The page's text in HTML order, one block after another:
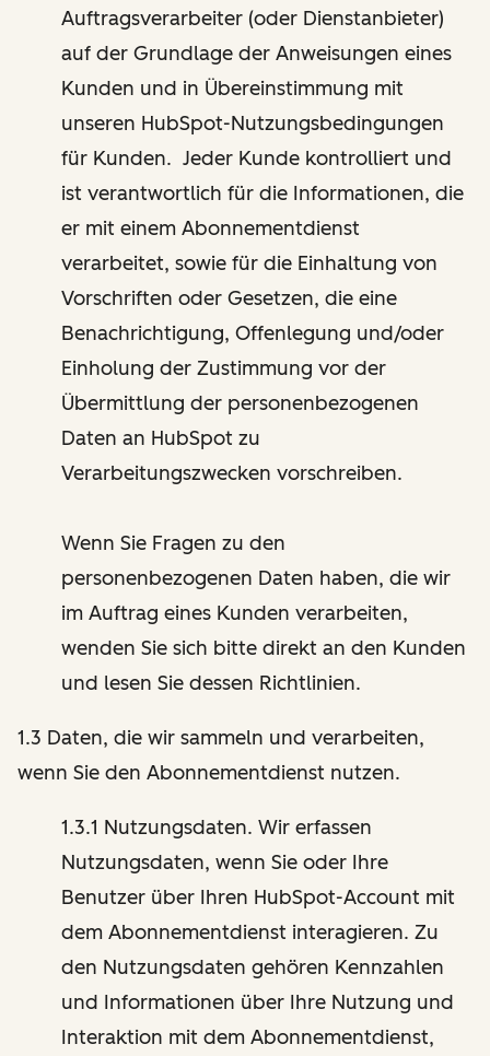
Auftragsverarbeiter (oder Dienstanbieter)
auf der Grundlage der Anweisungen eines
Kunden und in Übereinstimmung mit
unseren HubSpot-Nutzungsbedingungen
für Kunden. Jeder Kunde kontrolliert und
ist verantwortlich für die Informationen, die
er mit einem Abonnementdienst
verarbeitet, sowie für die Einhaltung von
Vorschriften oder Gesetzen, die eine
Benachrichtigung, Offenlegung und/oder
Einholung der Zustimmung vor der
Übermittlung der personenbezogenen
Daten an HubSpot zu
Verarbeitungszwecken vorschreiben.
Wenn Sie Fragen zu den
personenbezogenen Daten haben, die wir
im Auftrag eines Kunden verarbeiten,
wenden Sie sich bitte direkt an den Kunden
und lesen Sie dessen Richtlinien.
1.3 Daten, die wir sammeln und verarbeiten,
wenn Sie den Abonnementdienst nutzen.
1.3.1 Nutzungsdaten. Wir erfassen
Nutzungsdaten, wenn Sie oder Ihre
Benutzer über Ihren HubSpot-Account mit
dem Abonnementdienst interagieren. Zu
den Nutzungsdaten gehören Kennzahlen
und Informationen über Ihre Nutzung und
Interaktion mit dem Abonnementdienst,